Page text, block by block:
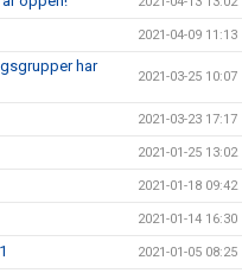
2021-04-09 11:13
har
2021-03-25 10:07
2021-03-23 17:17
2021-01-25 13:02
2021-01-18 09:42
2021-01-14 16:30
2021-01-05 08:25